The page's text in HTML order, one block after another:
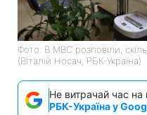
Фото: В МВС розповіли,
(Віталій Носач, РБК-Україна)
Не витрачай час на
РБК-Україна у